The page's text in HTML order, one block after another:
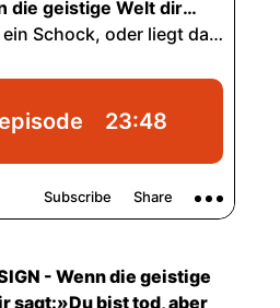
- Wenn die geistige
sagt:»Du bist tod, aber